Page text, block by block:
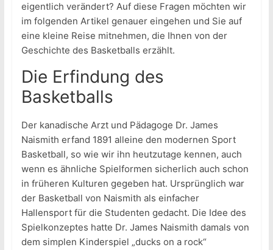
eigentlich verändert? Auf diese Fragen möchten wir
im folgenden Artikel genauer eingehen und Sie auf
eine kleine Reise mitnehmen, die Ihnen von der
Geschichte des Basketballs erzählt.
Die Erfindung des
Basketballs
Der kanadische Arzt und Pädagoge Dr. James
Naismith erfand 1891 alleine den modernen Sport
Basketball, so wie wir ihn heutzutage kennen, auch
wenn es ähnliche Spielformen sicherlich auch schon
in früheren Kulturen gegeben hat. Ursprünglich war
der Basketball von Naismith als einfacher
Hallensport für die Studenten gedacht. Die Idee des
Spielkonzeptes hatte Dr. James Naismith damals von
dem simplen Kinderspiel „ducks on a rock“